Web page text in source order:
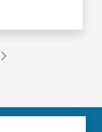
Successiva »